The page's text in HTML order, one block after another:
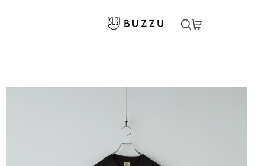
パーカー・スウェット >スウェット
〈寄付ができる〉9.4oz オーガニックコットン クルーネックスウェット